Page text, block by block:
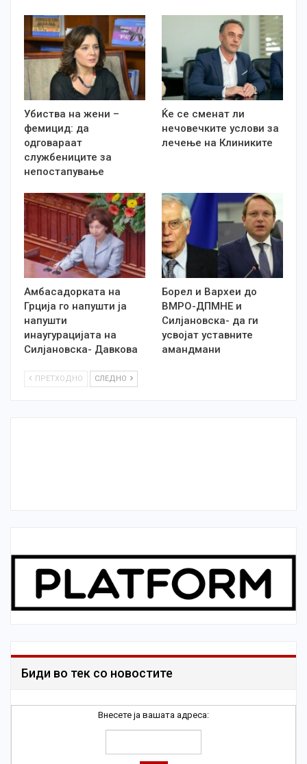
Убиства на жени –
фемицид: да
одговараат
службениците за
непостапување
Ќе се сменат ли
нечовечките услови за
лечење на Клиниките
Амбасадорката на
Грција го напушти ја
напушти
инаугурацијата на
Силјановска- Давкова
Борел и Вархеи до
ВМРО-ДПМНЕ и
Силјановска- да ги
усвојат уставните
амандмани
ПРЕТХОДНО СЛЕДНО
Биди во тек со новостите
Внесете ја вашата адреса: